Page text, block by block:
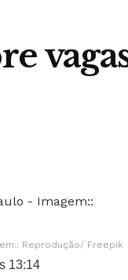
Reprodução/ Freepik
13:14